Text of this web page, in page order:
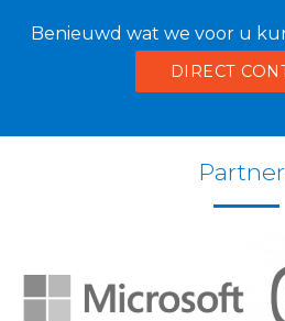
Benieuwd wat we voor u
DIRECT